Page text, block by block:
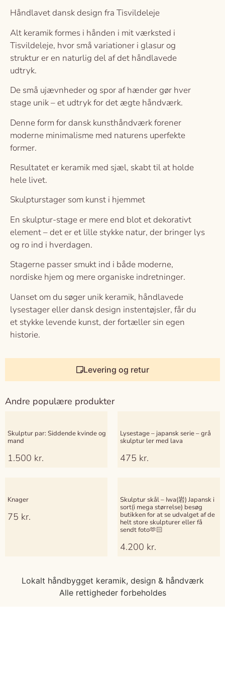
Levering og retur
Håndlavet dansk design fra Tisvildeleje
Alt keramik formes i hånden i mit værksted i
Tisvildeleje, hvor små variationer i glasur og
struktur er en naturlig del af det håndlavede
udtryk.
De små ujævnheder og spor af hænder gør hver
stage unik – et udtryk for det ægte håndværk.
Denne form for dansk kunsthåndværk forener
moderne minimalisme med naturens uperfekte
former.
Resultatet er keramik med sjæl, skabt til at holde
hele livet.
Skulpturstager som kunst i hjemmet
En skulptur-stage er mere end blot et dekorativt
element – det er et lille stykke natur, der bringer lys
og ro ind i hverdagen.
Stagerne passer smukt ind i både moderne,
nordiske hjem og mere organiske indretninger.
Uanset om du søger unik keramik, håndlavede
lysestager eller dansk design instentøjsler, får du
et stykke levende kunst, der fortæller sin egen
historie.
Andre populære produkter
Skulptur par: Siddende kvinde og
mand
1.500 kr.
Lysestage – japansk serie – grå
skulptur ler med lava
475 kr.
Knager
75 kr.
Skulptur skål – Iwa(岩) Japansk i
sort(i mega størrelse) besøg
butikken for at se udvalget af de
helt store skulpturer eller få
sendt foto🫶🏻
4.200 kr.
Lokalt håndbygget keramik, design & håndværk
Alle rettigheder forbeholdes